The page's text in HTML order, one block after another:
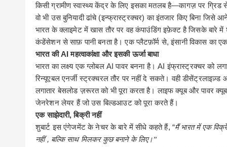
किसी ग्रामीण स्वास्थ्य केंद्र के लिए इसका मतलब है—कागज़ पर ग्रिड
वो भी उस बुनियादी ढांचे (इन्फ्रास्ट्रक्चर)का इंतजार किए बिना जिसे
भारतके क्लाइमेट में खास तौर पर वह कंपाउंडिंग इफ़ेक्ट है जिसके बारे में
कंडेंसेशन से साफ़ पानी बनता है। एक प्लैटफ़ॉर्म से,इंसानी विकास का
भारत की AIमहत्वाकांक्षा और इसकी ऊर्जा बाधा
भारतका लक्ष्य एक ग्लोबल AIपावर बनना है। AIइंफ्रास्ट्रक्चर को
रिन्यूएबल एनर्जी स्ट्रक्चरल तौर पर नहीं दे सकते। वही डीसेंट्रलाइज़्ड
लगातार बेसलोड ज़रूरत को भी पूरा करता है। लाइफ क्यूब और पावर
जेनरेशन लेयर हैं जो उस बिल्डआउट को पूरा करते हैं।
एक साझेदारी,बिक्री नहीं
शुबार्ट इस एंगेजमेंट के नेचर के बारे में सीधे कहते हैं, “मैंभारत में एक
नहीं , बल्कि साथ मिलकर कुछ बनाने के लिए।”